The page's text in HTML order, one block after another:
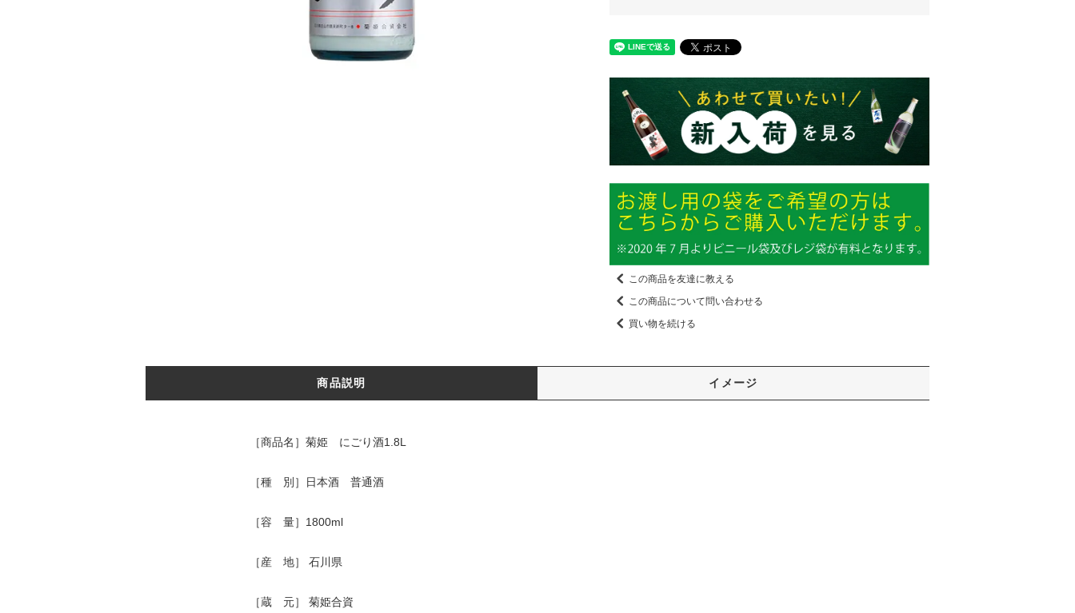
この商品を友達に教える
この商品について問い合わせる
買い物を続ける
商品説明 イメージ
［商品名］菊姫 にごり酒1.8L
［種 別］日本酒 普通酒
［容 量］1800ml
［産 地］ 石川県
［蔵 元］ 菊姫合資